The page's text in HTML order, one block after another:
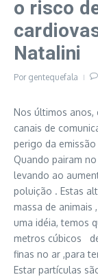
o risco
Natalini
Por gentequefala
Nos últimos
canais de
perigo da
Quando pairam
levando ao
poluição . Estas
massa de
uma idéia, temos
metros cúbicos
finas no ar ,para
Estar partículas